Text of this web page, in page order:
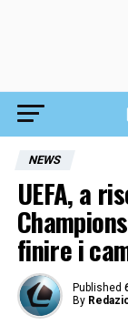
NEWS
UEFA, a
finire i
Published
By